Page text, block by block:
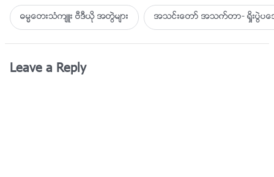
ဓမၼေတးသံက်ဴး ဗီဒီယို အတြဲမ်ား အသင္းေတာ္ အသက္တာ- ရႈိးပြဲ
Leave a Reply